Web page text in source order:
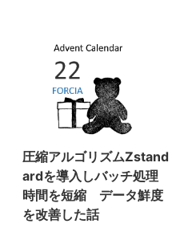
圧縮アルゴリズムZstand
ardを導入しバッチ処理
時間を短縮 データ鮮度
を改善した話